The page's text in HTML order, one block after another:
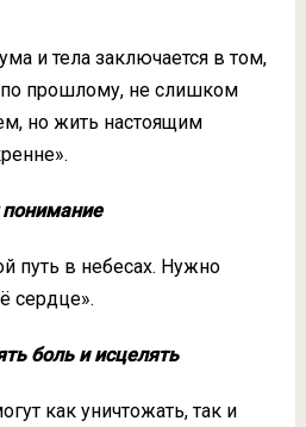
и тела заключается в том,
прошлому, не слишком
но жить настоящим
понимание
путь в небесах. Нужно
сердце».
боль и исцелять
как уничтожать, так и